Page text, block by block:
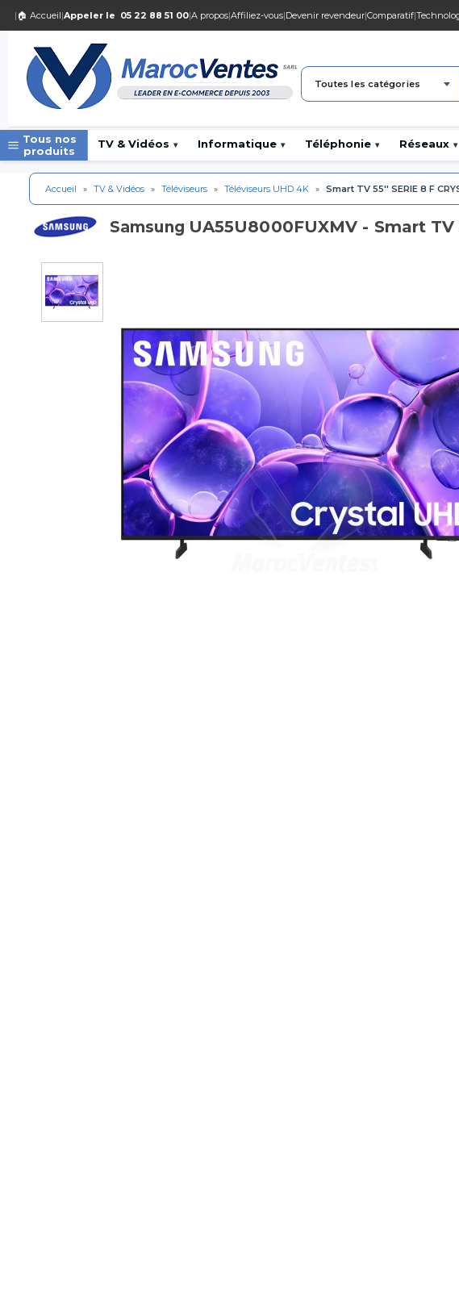
| 🏠 Accueil|Appeler le 05 22 88 51 00|A propos|Affiliez-vous|Devenir revendeur|Comparatif|
Toutes les catégories
Tous nos
produits
TV & Vidéos ▾ Informatique ▾ Téléphonie ▾ Réseaux ▾
Accueil » TV & Vidéos » Téléviseurs » Téléviseurs UHD 4K » Smart TV 55'' SERIE 8 F
Samsung UA55U8000FUXMV - Smart